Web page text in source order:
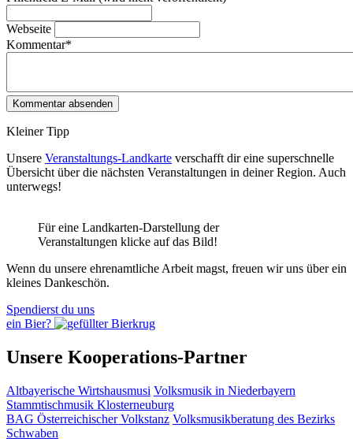
Webseite
Kommentar*
Kleiner Tipp
Unsere Veranstaltungs-Landkarte verschafft dir eine superschnelle
Übersicht über die nächsten Veranstaltungen in deiner Region. Auch
unterwegs!
Für eine Landkarten-Darstellung der
Veranstaltungen klicke auf das Bild!
Wenn du unsere ehrenamtliche Arbeit magst, freuen wir uns über ein
kleines Dankeschön.
Spendierst du uns
ein Bier?
Unsere Kooperations-Partner
Altbayerische Wirtshausmusi Volksmusik in Niederbayern
Stammtischmusik Klosterneuburg
BAG Österreichischer Volkstanz Volksmusikberatung des Bezirks
Schwaben